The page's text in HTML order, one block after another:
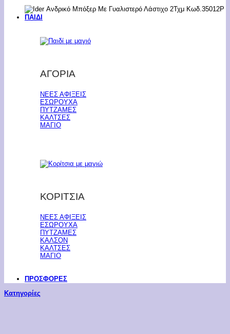
ΠΑΙΔΙ
ΑΓΟΡΙΑ
ΝΕΕΣ ΑΦΙΞΕΙΣ
ΕΣΩΡΟΥΧΑ
ΠΥΤΖΑΜΕΣ
ΚΑΛΤΣΕΣ
ΜΑΓΙΟ
ΚΟΡΙΤΣΙΑ
ΝΕΕΣ ΑΦΙΞΕΙΣ
ΕΣΩΡΟΥΧΑ
ΠΥΤΖΑΜΕΣ
ΚΑΛΣΟΝ
ΚΑΛΤΣΕΣ
ΜΑΓΙΟ
ΠΡΟΣΦΟΡΕΣ
Κατηγορίες